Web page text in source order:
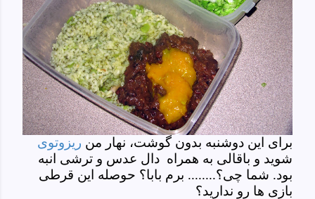
برای این دوشنبه بدون گوشت، نهار من ریزوتوی
شوید و باقالی به همراه دال عدس و ترشی انبه
بود. شما چی؟........ برم بابا؟ حوصله این قرطی
بازی ها رو ندارید؟